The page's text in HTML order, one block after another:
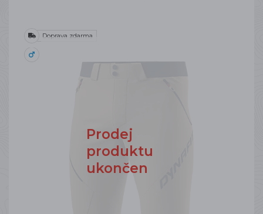
Doprava zdarma
Prodej
produktu
ukončen